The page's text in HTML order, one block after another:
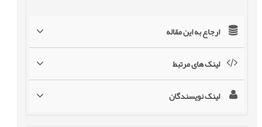
ارجاع به این مقاله
لینک های مرتبط
لینک نویسندگان